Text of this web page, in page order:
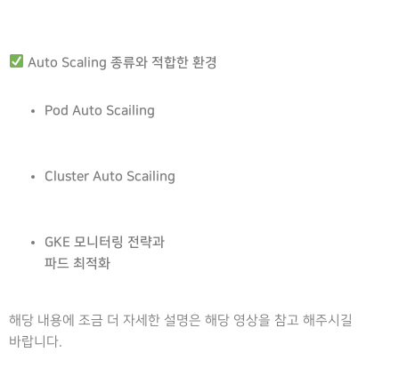
Auto Scaling 종류와 적합한 환경
Pod Auto Scailing
Cluster Auto Scailing
GKE 모니터링 전략과
파드 최적화
해당 내용에 조금 더 자세한 설명은 해당 영상을 참고 해주시길
바랍니다.